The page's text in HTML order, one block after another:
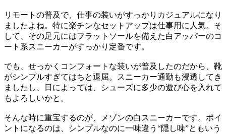
リモートの普及で、仕事の装いがすっかりカジュアルになり
ましたよね。特に楽チンなセットアップは仕事用に人気。そ
して、その足元にはフラットソールを備えた白アッパーのコ
ート系スニーカーがすっかり定番です。
でも、せっかくコンフォートな装いが普及したのだから、靴
がシンプルすぎてはちと退屈。スニーカー通勤も浸透してき
ましたし、日によっては、シューズに多少の遊び心を入れて
もよろしいかと。
そんな時に重宝するのが、メゾンの白スニーカーです。ポイ
ントになるのは、シンプルなのに一味違う“隠し味”ともいう